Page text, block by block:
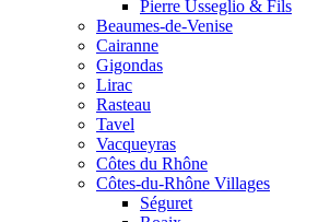
Pierre Usseglio & Fils
Beaumes-de-Venise
Cairanne
Gigondas
Lirac
Rasteau
Tavel
Vacqueyras
Côtes du Rhône
Côtes-du-Rhône Villages
Séguret